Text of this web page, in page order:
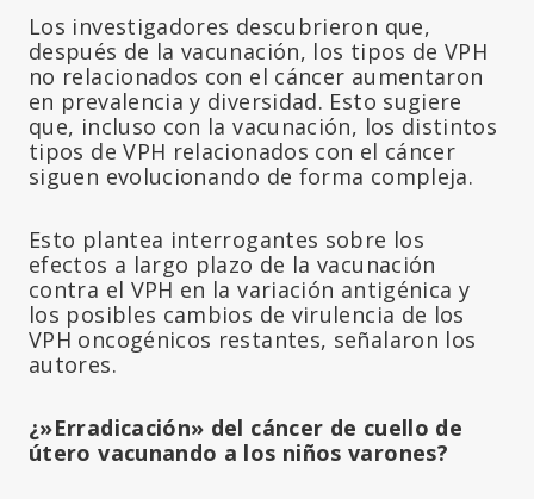
Los investigadores descubrieron que,
después de la vacunación, los tipos de VPH
no relacionados con el cáncer aumentaron
en prevalencia y diversidad. Esto sugiere
que, incluso con la vacunación, los distintos
tipos de VPH relacionados con el cáncer
siguen evolucionando de forma compleja.
Esto plantea interrogantes sobre los
efectos a largo plazo de la vacunación
contra el VPH en la variación antigénica y
los posibles cambios de virulencia de los
VPH oncogénicos restantes, señalaron los
autores.
¿»Erradicación» del cáncer de cuello de
útero vacunando a los niños varones?